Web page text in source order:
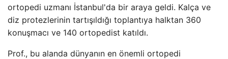
ortopedi uzmanı İstanbul'da bir araya geldi. Kalça ve
diz protezlerinin tartışıldığı toplantıya halktan 360
konuşmacı ve 140 ortopedist katıldı.
Prof., bu alanda dünyanın en önemli ortopedi